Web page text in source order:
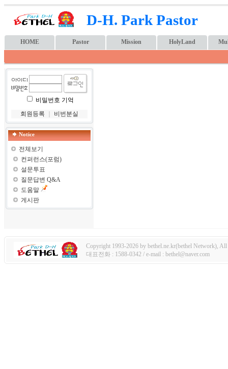
D-H. Park Pastor
HOME Pastor Mission HolyLand
비밀번호 기억
회원등록
비번분실
Notice
전체보기
컨퍼런스(포럼)
설문투표
질문답변 Q&A
도움말
게시판
Copyright 1993-2026 by bethel.ne.kr(bethel Network), All
대표전화 : 1588-0342 / e-mail : bethel@naver.com